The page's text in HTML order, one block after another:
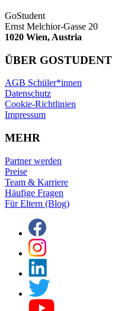
GoStudent
Ernst Melchior-Gasse 20
1020 Wien, Austria
ÜBER GOSTUDENT
AGB Schüler*innen
Datenschutz
Cookie-Richtlinien
Impressum
MEHR
Partner werden
Preise
Team & Karriere
Häufige Fragen
Für Eltern (Blog)